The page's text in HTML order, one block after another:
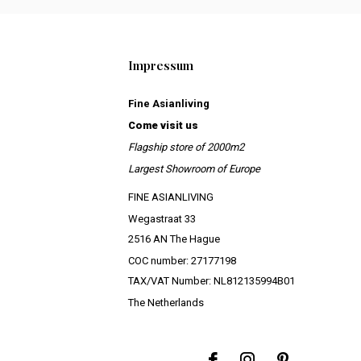
Impressum
Fine Asianliving
Come visit us
Flagship store of 2000m2
Largest Showroom of Europe
FINE ASIANLIVING
Wegastraat 33
2516 AN The Hague
COC number: 27177198
TAX/VAT Number: NL812135994B01
The Netherlands